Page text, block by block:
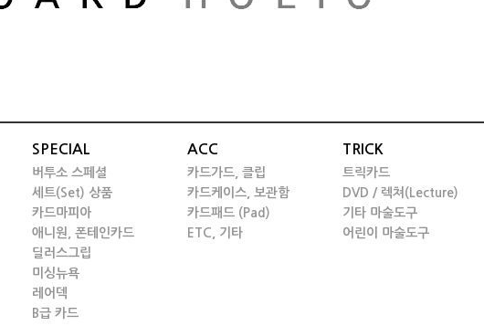
SPECIAL
버투소 스페셜
세트(Set) 상품
카드마피아
애니원, 폰테인카드
딜러스그립
미싱뉴욕
레어덱
B급 카드
ACC
카드가드, 클립
카드케이스, 보관함
카드패드 (Pad)
ETC, 기타
TRICK
트릭카드
DVD / 렉쳐(Lecture)
기타 마술도구
어린이 마술도구